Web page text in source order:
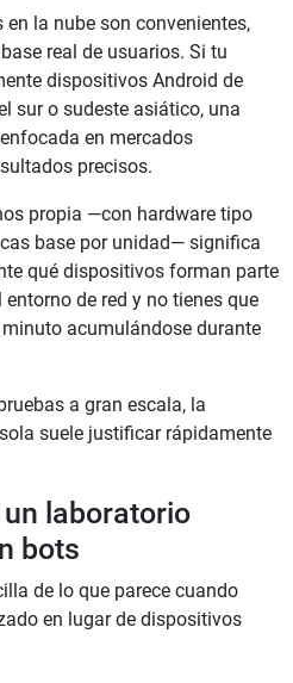
la nube son convenientes,
real de usuarios. Si tu
dispositivos Android de
sur o sudeste asiático, una
en mercados
precisos.
propia —con hardware tipo
base por unidad— significa
qué dispositivos forman parte
de red y no tienes que
acumulándose durante
a gran escala, la
suele justificar rápidamente
laboratorio
bots
de lo que parece cuando
en lugar de dispositivos